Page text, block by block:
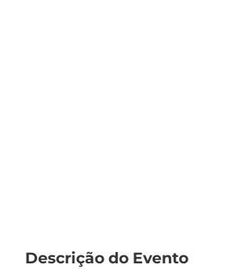
Descrição do Evento